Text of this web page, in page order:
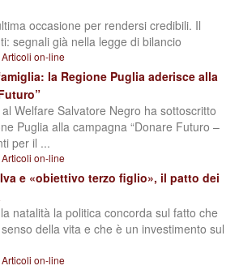
occasione per rendersi credibili. Il
segnali già nella legge di bilancio
Articoli on-line
la Regione Puglia aderisce alla
al Welfare Salvatore Negro ha sottoscritto
Puglia alla campagna “Donare Futuro –
per il ...
Articoli on-line
e «obiettivo terzo figlio», il patto dei
natalità la politica concorda sul fatto che
della vita e che è un investimento sul
Articoli on-line